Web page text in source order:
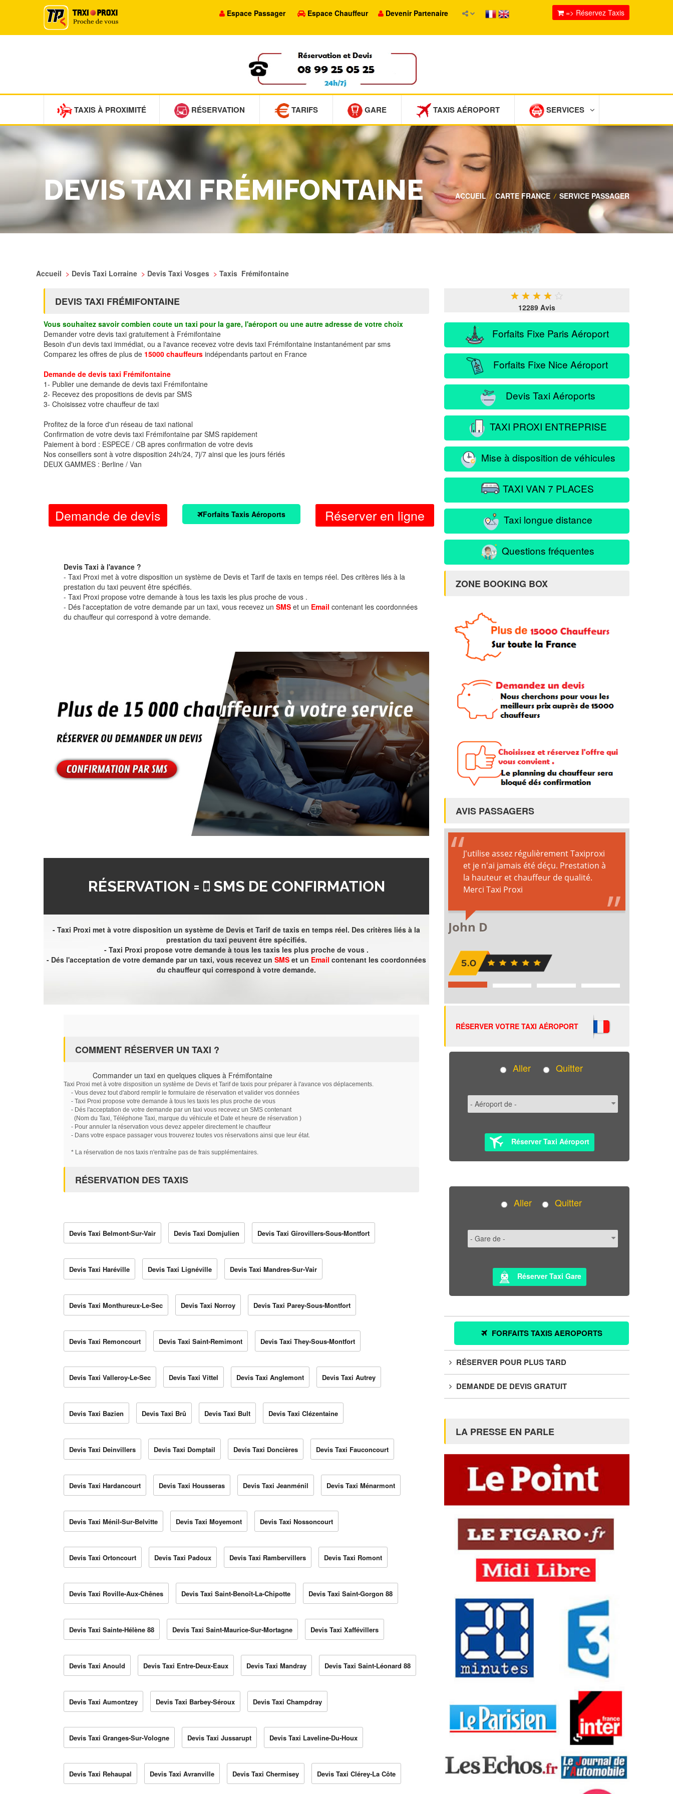
Espace Passager Espace Chauffeur Devenir Partenaire => Réservez Taxis
TAXIS À PROXIMITÉ RÉSERVATION TARIFS GARE TAXIS AÉROPORT SERVICES
DEVIS TAXI FRÉMIFONTAINE ACCUEIL / CARTE FRANCE / SERVICE PASSAGER
Accueil > Devis Taxi Lorraine > Devis Taxi Vosges > Taxis Frémifontaine
DEVIS TAXI FRÉMIFONTAINE
Vous souhaitez savoir combien coute un taxi pour la gare, l'aéroport ou une autre adresse de votre choix
Demander votre devis taxi gratuitement à Frémifontaine
Besoin d'un devis taxi immédiat, ou a l'avance recevez votre devis taxi Frémifontaine instantanément par sms
Comparez les offres de plus de 15000 chauffeurs indépendants partout en France
Demande de devis taxi Frémifontaine
1- Publier une demande de devis taxi Frémifontaine
2- Recevez des propositions de devis par SMS
3- Choisissez votre chauffeur de taxi
Profitez de la force d'un réseau de taxi national
Confirmation de votre devis taxi Frémifontaine par SMS rapidement
Paiement à bord : ESPECE / CB apres confirmation de votre devis
Nos conseillers sont à votre disposition 24h/24, 7j/7 ainsi que les jours fériés
DEUX GAMMES : Berline / Van
Demande de devis Forfaits Taxis Aéroports Réserver en ligne
Devis Taxi à l'avance ?
- Taxi Proxi met à votre disposition un système de Devis et Tarif de taxis en temps réel. Des critères liés à la
prestation du taxi peuvent être spécifiés.
- Taxi Proxi propose votre demande à tous les taxis les plus proche de vous .
- Dés l'acceptation de votre demande par un taxi, vous recevez un SMS et un Email contenant les coordonnées
du chauffeur qui correspond à votre demande.
RÉSERVATION = SMS DE CONFIRMATION
- Taxi Proxi met à votre disposition un système de Devis et Tarif de taxis en temps réel. Des critères liés à la
prestation du taxi peuvent être spécifiés.
- Taxi Proxi propose votre demande à tous les taxis les plus proche de vous .
- Dés l'acceptation de votre demande par un taxi, vous recevez un SMS et un Email contenant les coordonnées
du chauffeur qui correspond à votre demande.
COMMENT RÉSERVER UN TAXI ?
Commander un taxi en quelques cliques à Frémifontaine
Taxi Proxi met à votre disposition un système de Devis et Tarif de taxis pour préparer à l'avance vos déplacements.
- Vous devez tout d'abord remplir le formulaire de réservation et valider vos données
- Taxi Proxi propose votre demande à tous les taxis les plus proche de vous
- Dés l'acceptation de votre demande par un taxi vous recevez un SMS contenant
(Nom du Taxi, Téléphone Taxi, marque du véhicule et Date et heure de réservation )
- Pour annuler la réservation vous devez appeler directement le chauffeur
- Dans votre espace passager vous trouverez toutes vos réservations ainsi que leur état.
* La réservation de nos taxis n'entraîne pas de frais supplémentaires.
RÉSERVATION DES TAXIS
Devis Taxi Belmont-Sur-Vair Devis Taxi Domjulien Devis Taxi Girovillers-Sous-Montfort
Devis Taxi Haréville Devis Taxi Lignéville Devis Taxi Mandres-Sur-Vair
Devis Taxi Monthureux-Le-Sec Devis Taxi Norroy Devis Taxi Parey-Sous-Montfort
Devis Taxi Remoncourt Devis Taxi Saint-Remimont Devis Taxi They-Sous-Montfort
Devis Taxi Valleroy-Le-Sec Devis Taxi Vittel Devis Taxi Anglemont Devis Taxi Autrey
Devis Taxi Bazien Devis Taxi Brû Devis Taxi Bult Devis Taxi Clézentaine
Devis Taxi Deinvillers Devis Taxi Domptail Devis Taxi Doncières Devis Taxi Fauconcourt
Devis Taxi Hardancourt Devis Taxi Housseras Devis Taxi Jeanménil Devis Taxi Ménarmont
Devis Taxi Ménil-Sur-Belvitte Devis Taxi Moyemont Devis Taxi Nossoncourt
Devis Taxi Ortoncourt Devis Taxi Padoux Devis Taxi Rambervillers Devis Taxi Romont
Devis Taxi Roville-Aux-Chênes Devis Taxi Saint-Benoît-La-Chipotte Devis Taxi Saint-Gorgon 88
Devis Taxi Sainte-Hélène 88 Devis Taxi Saint-Maurice-Sur-Mortagne Devis Taxi Xaffévillers
Devis Taxi Anould Devis Taxi Entre-Deux-Eaux Devis Taxi Mandray Devis Taxi Saint-Léonard 88
Devis Taxi Aumontzey Devis Taxi Barbey-Séroux Devis Taxi Champdray
Devis Taxi Granges-Sur-Vologne Devis Taxi Jussarupt Devis Taxi Laveline-Du-Houx
Devis Taxi Rehaupal Devis Taxi Avranville Devis Taxi Chermisey Devis Taxi Clérey-La Côte
★ ★ ★ ★ ★
12289 Avis
Forfaits Fixe Paris Aéroport
Forfaits Fixe Nice Aéroport
Devis Taxi Aéroports
TAXI PROXI ENTREPRISE
Mise à disposition de véhicules
TAXI VAN 7 PLACES
Taxi longue distance
Questions fréquentes
ZONE BOOKING BOX
AVIS PASSAGERS
RÉSERVER VOTRE TAXI AÉROPORT
Aller Quitter
Réserver Taxi Aéroport
Aller Quitter
Réserver Taxi Gare
FORFAITS TAXIS AEROPORTS
RÉSERVER POUR PLUS TARD
DEMANDE DE DEVIS GRATUIT
LA PRESSE EN PARLE